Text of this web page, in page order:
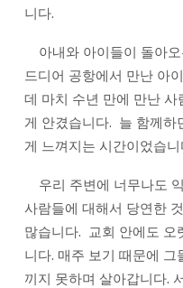
니다.
아내와 아이들이 돌아
드디어 공항에서 만난 아
데 마치 수년 만에 만난
게 안겼습니다. 늘 함께하
게 느껴지는 시간이었습니
우리 주변에 너무나도
사람들에 대해서 당연한
많습니다. 교회 안에도 오
니다. 매주 보기 때문에
끼지 못하며 살아갑니다.